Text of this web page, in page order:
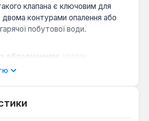
клапана є ключовим для
двома контурами опалення або
побутової води.
обладнанням
: клапан
для інтеграції в котли